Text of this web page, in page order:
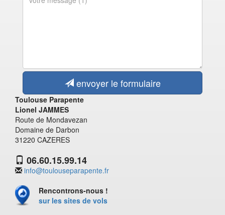
envoyer le formulaire
Toulouse Parapente
Lionel JAMMES
Route de Mondavezan
Domaine de Darbon
31220 CAZERES
06.60.15.99.14
info@toulouseparapente.fr
Rencontrons-nous !
sur les sites de vols